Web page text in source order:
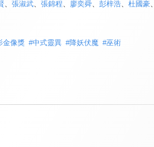
張淑武、 張錦程 廖奕舜、 彭梓浩、 杜國豪
金像獎 #中式靈異 #降妖伏魔 #巫術